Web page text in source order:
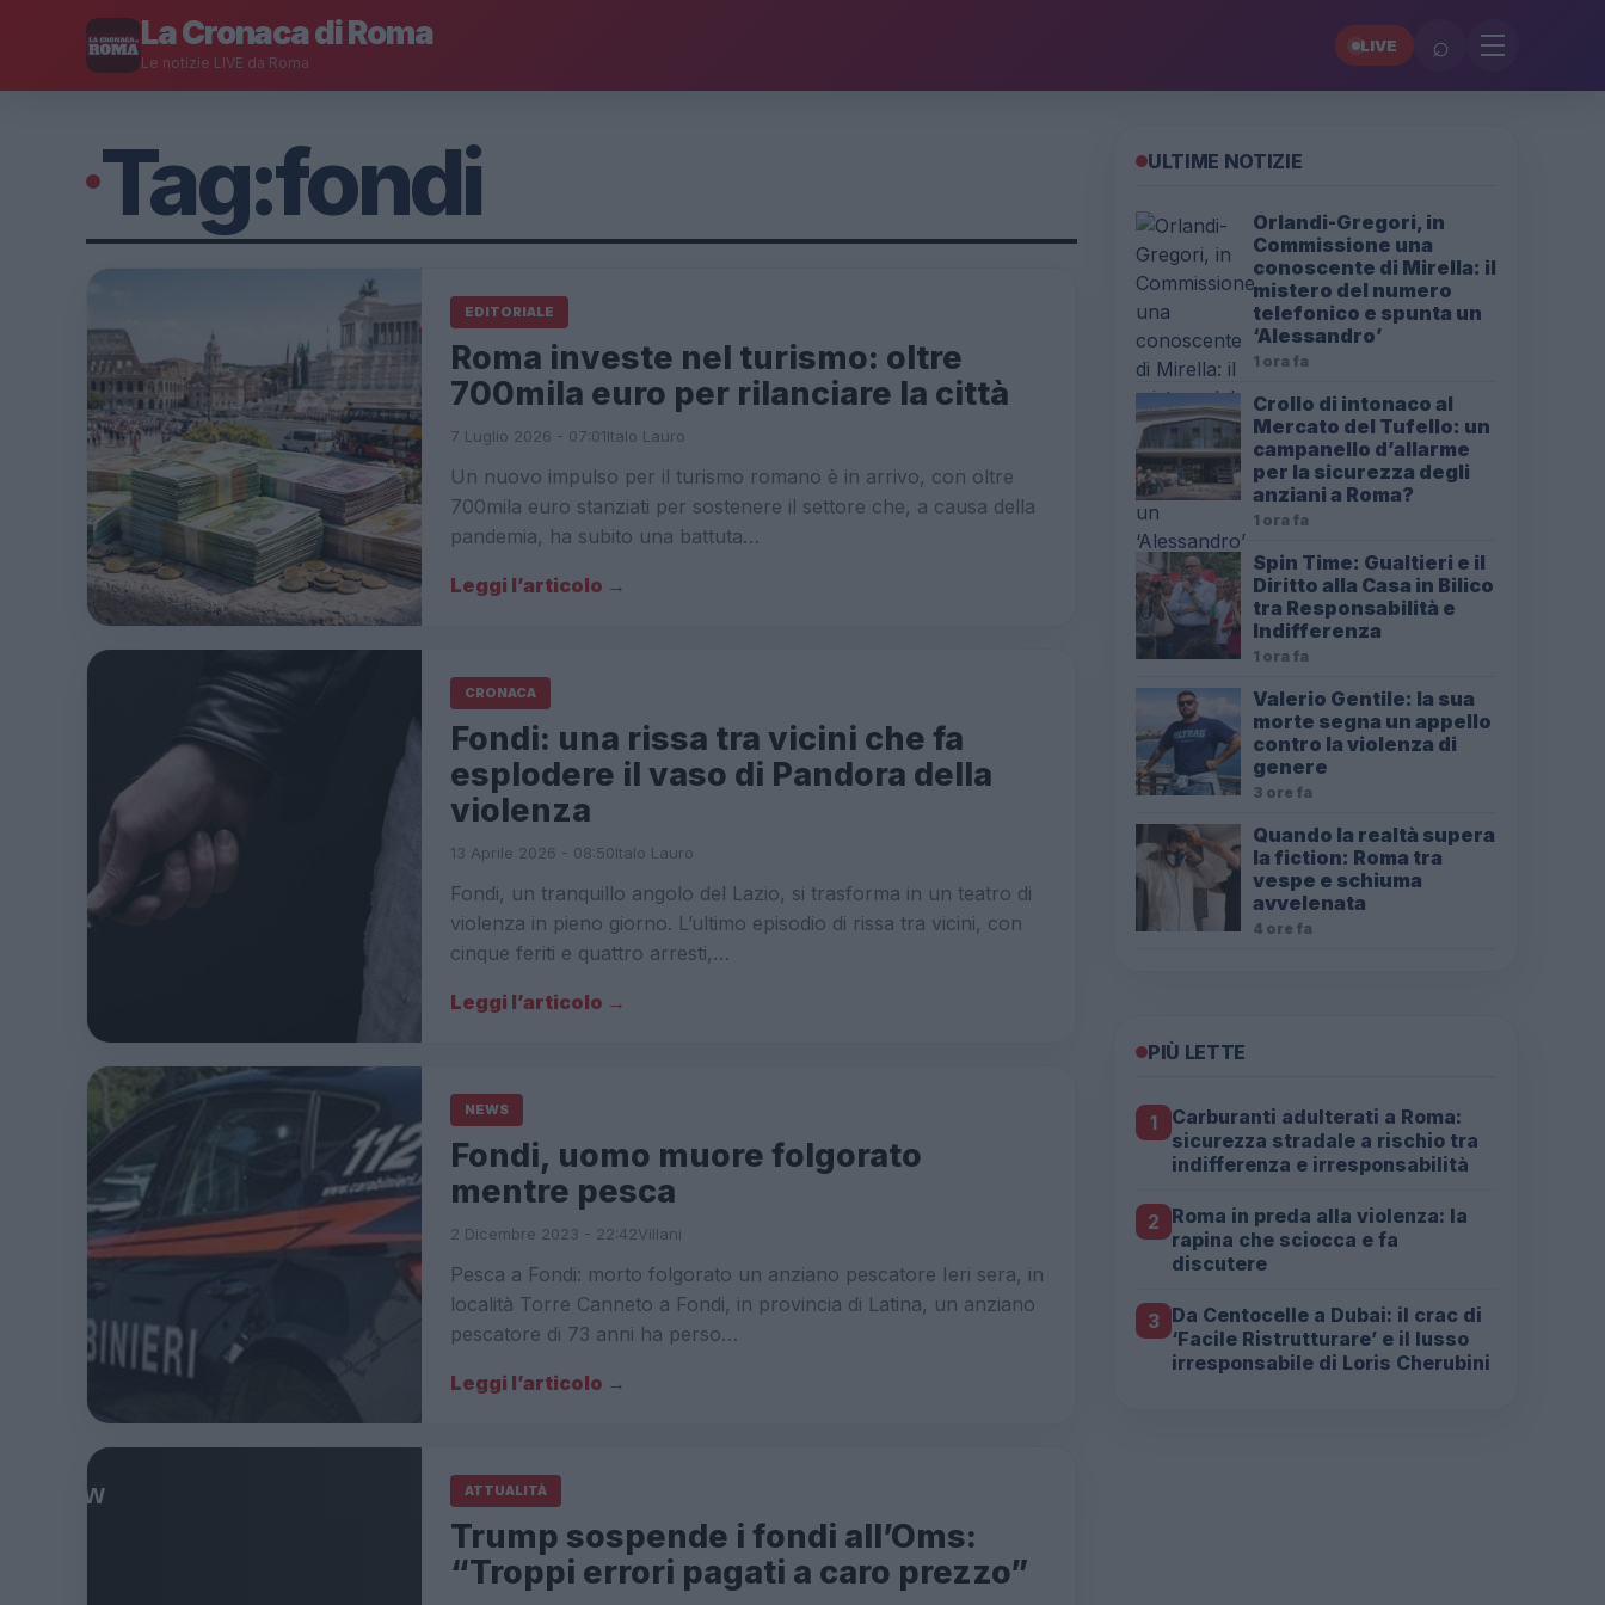
La Cronaca di Roma
Le notizie LIVE da Roma
LIVE ⌕
Tag:fondi
EDITORIALE
Roma investe nel turismo: oltre
700mila euro per rilanciare la città
7 Luglio 2026 - 07:01Italo Lauro
Un nuovo impulso per il turismo romano è in arrivo, con oltre
700mila euro stanziati per sostenere il settore che, a causa della
pandemia, ha subito una battuta…
Leggi l’articolo →
CRONACA
Fondi: una rissa tra vicini che fa
esplodere il vaso di Pandora della
violenza
13 Aprile 2026 - 08:50Italo Lauro
Fondi, un tranquillo angolo del Lazio, si trasforma in un teatro di
violenza in pieno giorno. L’ultimo episodio di rissa tra vicini, con
cinque feriti e quattro arresti,…
Leggi l’articolo →
NEWS
Fondi, uomo muore folgorato
mentre pesca
2 Dicembre 2023 - 22:42Villani
Pesca a Fondi: morto folgorato un anziano pescatore Ieri sera, in
località Torre Canneto a Fondi, in provincia di Latina, un anziano
pescatore di 73 anni ha perso…
Leggi l’articolo →
ATTUALITÀ
Trump sospende i fondi all’Oms:
“Troppi errori pagati a caro prezzo”
ULTIME NOTIZIE
Orlandi-Gregori, in
Commissione una
conoscente di Mirella: il
mistero del numero
telefonico e spunta un
‘Alessandro’
1 ora fa
Crollo di intonaco al
Mercato del Tufello: un
campanello d’allarme
per la sicurezza degli
anziani a Roma?
1 ora fa
Spin Time: Gualtieri e il
Diritto alla Casa in Bilico
tra Responsabilità e
Indifferenza
1 ora fa
Valerio Gentile: la sua
morte segna un appello
contro la violenza di
genere
3 ore fa
Quando la realtà supera
la fiction: Roma tra
vespe e schiuma
avvelenata
4 ore fa
PIÙ LETTE
1
Carburanti adulterati a Roma:
sicurezza stradale a rischio tra
indifferenza e irresponsabilità
2 Roma in preda alla violenza: la
rapina che sciocca e fa
discutere
3 Da Centocelle a Dubai: il crac di
‘Facile Ristrutturare’ e il lusso
irresponsabile di Loris Cherubini